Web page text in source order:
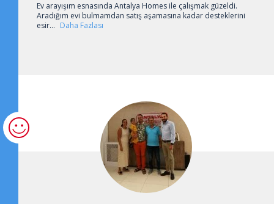
Ev arayışım esnasında Antalya Homes ile çalışmak güzeldi.
Aradığım evi bulmamdan satış aşamasına kadar desteklerini
esir... Daha Fazlası